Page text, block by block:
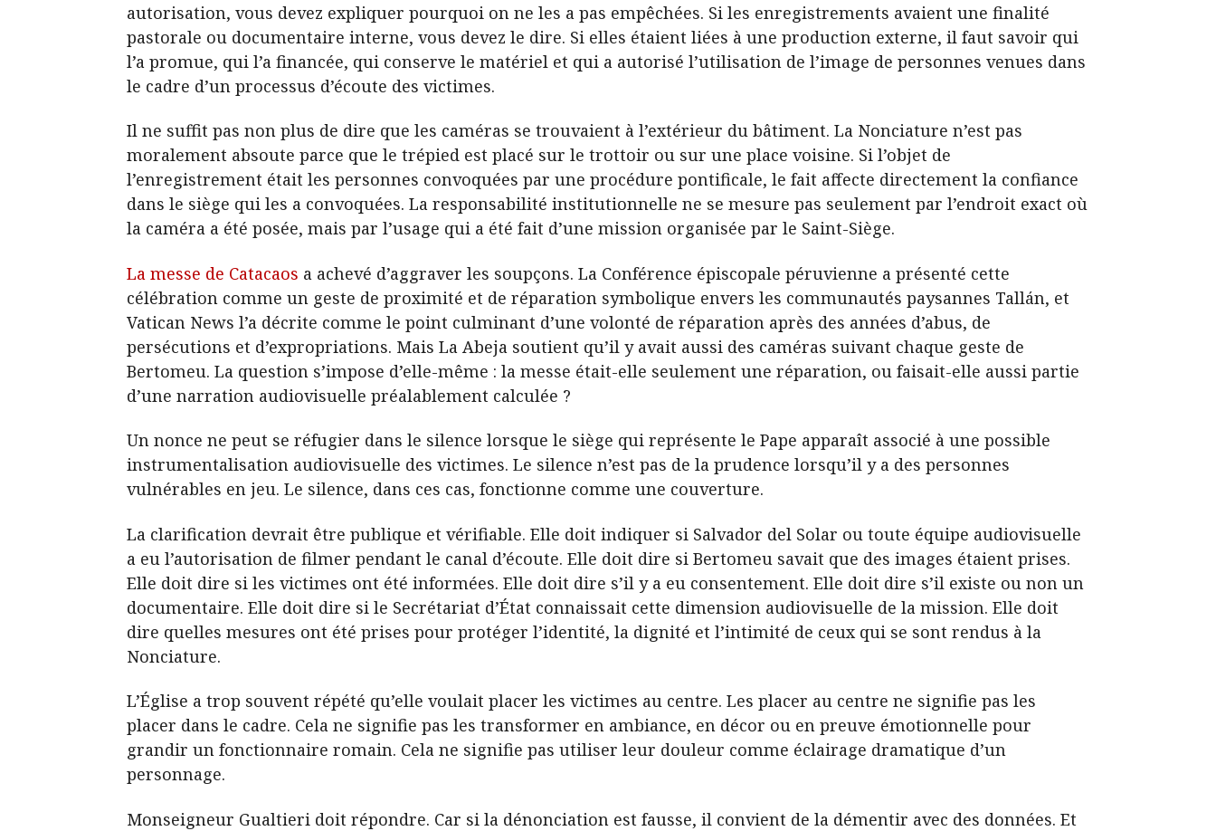
autorisation, vous devez expliquer pourquoi on ne les a pas empêchées. Si les enregistrements avaient une finalité
pastorale ou documentaire interne, vous devez le dire. Si elles étaient liées à une production externe, il faut savoir qui
l’a promue, qui l’a financée, qui conserve le matériel et qui a autorisé l’utilisation de l’image de personnes venues dans
le cadre d’un processus d’écoute des victimes.
Il ne suffit pas non plus de dire que les caméras se trouvaient à l’extérieur du bâtiment. La Nonciature n’est pas
moralement absoute parce que le trépied est placé sur le trottoir ou sur une place voisine. Si l’objet de
l’enregistrement était les personnes convoquées par une procédure pontificale, le fait affecte directement la confiance
dans le siège qui les a convoquées. La responsabilité institutionnelle ne se mesure pas seulement par l’endroit exact où
la caméra a été posée, mais par l’usage qui a été fait d’une mission organisée par le Saint-Siège.
La messe de Catacaos a achevé d’aggraver les soupçons. La Conférence épiscopale péruvienne a présenté cette
célébration comme un geste de proximité et de réparation symbolique envers les communautés paysannes Tallán, et
Vatican News l’a décrite comme le point culminant d’une volonté de réparation après des années d’abus, de
persécutions et d’expropriations. Mais La Abeja soutient qu’il y avait aussi des caméras suivant chaque geste de
Bertomeu. La question s’impose d’elle-même : la messe était-elle seulement une réparation, ou faisait-elle aussi partie
d’une narration audiovisuelle préalablement calculée ?
Un nonce ne peut se réfugier dans le silence lorsque le siège qui représente le Pape apparaît associé à une possible
instrumentalisation audiovisuelle des victimes. Le silence n’est pas de la prudence lorsqu’il y a des personnes
vulnérables en jeu. Le silence, dans ces cas, fonctionne comme une couverture.
La clarification devrait être publique et vérifiable. Elle doit indiquer si Salvador del Solar ou toute équipe audiovisuelle
a eu l’autorisation de filmer pendant le canal d’écoute. Elle doit dire si Bertomeu savait que des images étaient prises.
Elle doit dire si les victimes ont été informées. Elle doit dire s’il y a eu consentement. Elle doit dire s’il existe ou non un
documentaire. Elle doit dire si le Secrétariat d’État connaissait cette dimension audiovisuelle de la mission. Elle doit
dire quelles mesures ont été prises pour protéger l’identité, la dignité et l’intimité de ceux qui se sont rendus à la
Nonciature.
L’Église a trop souvent répété qu’elle voulait placer les victimes au centre. Les placer au centre ne signifie pas les
placer dans le cadre. Cela ne signifie pas les transformer en ambiance, en décor ou en preuve émotionnelle pour
grandir un fonctionnaire romain. Cela ne signifie pas utiliser leur douleur comme éclairage dramatique d’un
personnage.
Monseigneur Gualtieri doit répondre. Car si la dénonciation est fausse, il convient de la démentir avec des données. Et